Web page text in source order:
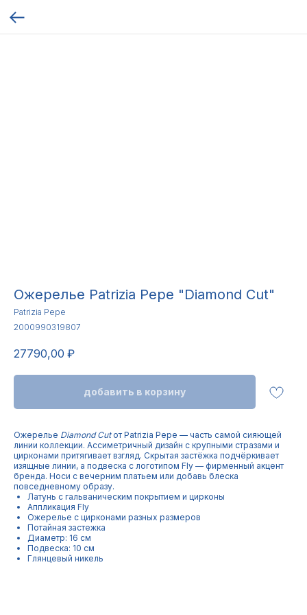
Ожерелье Patrizia Pepe "Diamond Cut"
Patrizia Pepe
2000990319807
27790,00 ₽
добавить в корзину
Ожерелье Diamond Cutот Patrizia Pepe — часть самой сияющей
линии коллекции. Ассиметричный дизайн с крупными стразами и
цирконами притягивает взгляд. Скрытая застёжка подчёркивает
изящные линии, а подвеска с логотипом Fly — фирменный акцент
бренда. Носи с вечерним платьем или добавь блеска
повседневному образу.
Латунь с гальваническим покрытием и цирконы
Аппликация Fly
Ожерелье с цирконами разных размеров
Потайная застежка
Диаметр: 16 см
Подвеска: 10 см
Глянцевый никель